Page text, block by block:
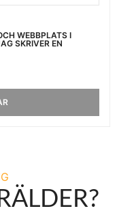
WEBBPLATS I
SKRIVER EN